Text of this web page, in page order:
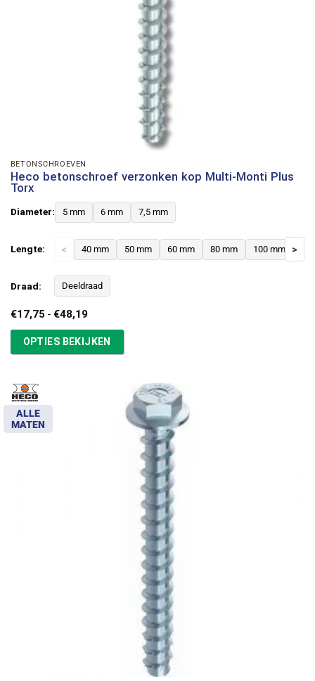
BETONSCHROEVEN
Heco betonschroef verzonken kop Multi-Monti Plus
Torx
Diameter: 5 mm 6 mm 7,5 mm
Lengte: < 40 mm 50 mm 60 mm 80 mm 100 mm >
Draad: Deeldraad
€17,75 - €48,19Prijsklasse:
tot
€48,19
OPTIES BEKIJKEN
ALLE
MATEN